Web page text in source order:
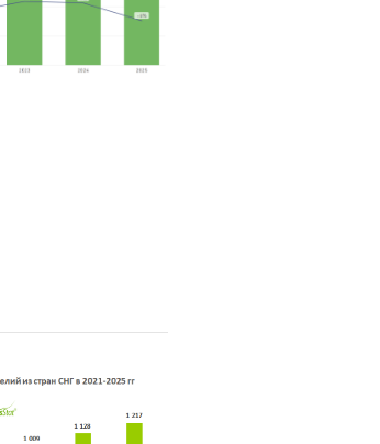
из
и